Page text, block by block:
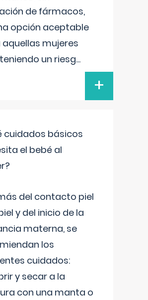
de fármacos,
opción aceptable
mujeres
un riesg...
+
cuidados básicos
el bebé al
del contacto piel
y del inicio de la
materna, se
los
cuidados:
y secar a la
con una manta o